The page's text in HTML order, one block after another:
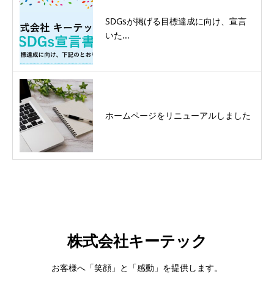
SDGsが掲げる目標達成に向け、宣言
いた...
ホームページをリニューアルしました
株式会社キーテック
お客様へ「笑顔」と「感動」を提供します。